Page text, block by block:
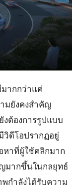
มากกว่าแค่
มยังคงสำคัญ
ต้องการรูปแบบ
วิดีโอปรากฏอยู่
หาที่ผู้ใช้คลิกมาก
มากขึ้นในกลยุทธ์
กำลังได้รับความ